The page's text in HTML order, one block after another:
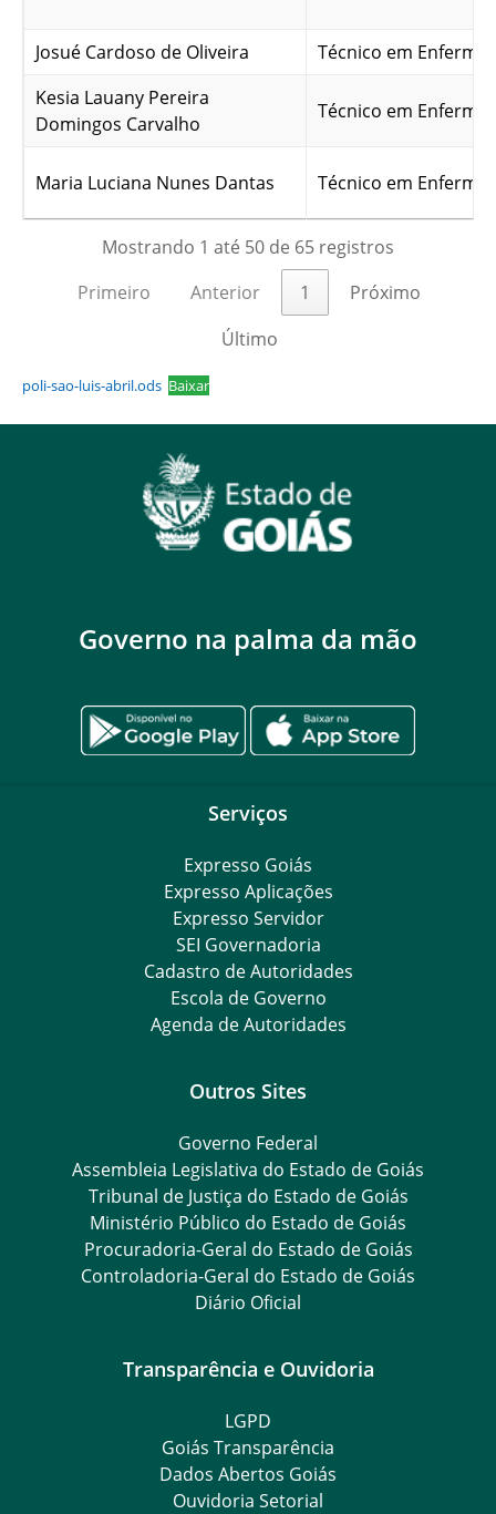
Josué Cardoso de Oliveira
Técnico em
Kesia Lauany Pereira
Domingos Carvalho
Técnico em
Maria Luciana Nunes Dantas Técnico em
Mostrando 1 até 50 de 65 registros
Primeiro
Anterior 1
Próximo
Último
poli-sao-luis-abril.ods Baixar
Governo na palma da mão
Serviços
Expresso Goiás
Expresso Aplicações
Expresso Servidor
SEI Governadoria
Cadastro de Autoridades
Escola de Governo
Agenda de Autoridades
Outros Sites
Governo Federal
Assembleia Legislativa do Estado de Goiás
Tribunal de Justiça do Estado de Goiás
Ministério Público do Estado de Goiás
Procuradoria-Geral do Estado de Goiás
Controladoria-Geral do Estado de Goiás
Diário Oficial
Transparência e Ouvidoria
LGPD
Goiás Transparência
Dados Abertos Goiás
Ouvidoria Setorial